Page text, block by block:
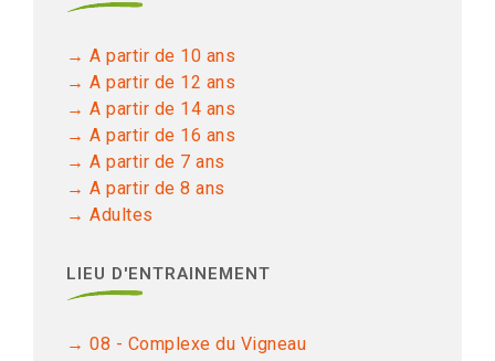
A partir de 10 ans
A partir de 12 ans
A partir de 14 ans
A partir de 16 ans
A partir de 7 ans
A partir de 8 ans
Adultes
LIEU D'ENTRAINEMENT
08 - Complexe du Vigneau